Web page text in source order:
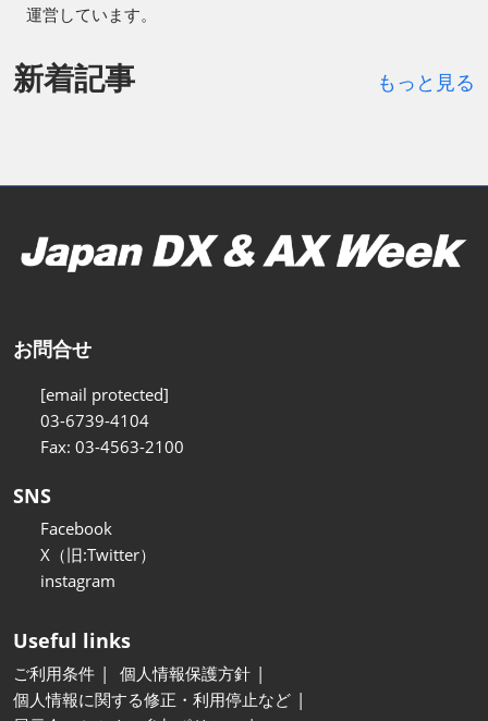
運営しています。
新着記事 もっと見る
お問合せ
[email protected]
03-6739-4104
Fax: 03-4563-2100
SNS
Facebook
X（旧:Twitter）
instagram
Useful links
ご利用条件
個人情報保護方針
個人情報に関する修正・利用停止など